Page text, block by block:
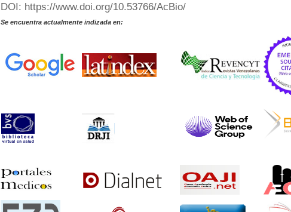
DOI: https://www.doi.org/10.53766/AcBio/
Se encuentra actualmente indizada en: